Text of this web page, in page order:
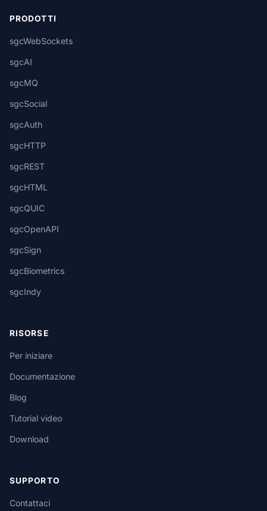
PRODOTTI
sgcWebSockets
sgcAI
sgcMQ
sgcSocial
sgcAuth
sgcHTTP
sgcREST
sgcHTML
sgcQUIC
sgcOpenAPI
sgcSign
sgcBiometrics
sgcIndy
RISORSE
Per iniziare
Documentazione
Blog
Tutorial video
Download
SUPPORTO
Contattaci